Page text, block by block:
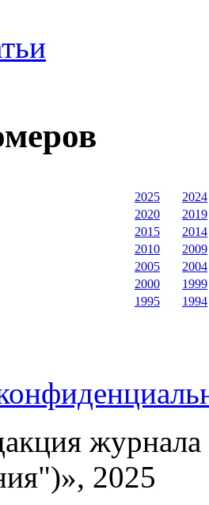
2025
2024
2020
2019
2015
2014
2010
2009
2005
2004
2000
1999
1995
1994
2025